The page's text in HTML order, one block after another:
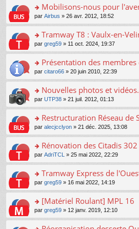
le
m
e
s
a
g
e
n
o
lu
le
pl
u
s
e
nt
o
n
ult
er
le
m
e
a
g
e
n
n
lu
le
pl
u
ré
c
e
nt
Mobilisons-nous pour
par Airbus » 26 avr. 2012, 18:52
o
n
ult
er
le
m
e
a
g
e
n
n
lu
le
pl
u
ré
c
e
Tramway T8 : Vaulx-en-
par greg59 » 11 oct. 2024, 19:37
o
n
ult
er
le
m
e
a
g
e
n
n
lu
le
pl
u
Présentation des
par citaro66 » 20 juin 2010, 22:39
o
n
ult
er
le
m
e
a
g
e
n
n
lu
Nouvelles photos et
par UTP38 » 21 juil. 2012, 01:13
o
n
ult
er
le
m
e
a
g
e
n
Restructuration Réseau de
par alecjcclyon » 21 déc. 2025, 13:08
o
n
ult
er
le
m
e
Rénovation des Citadis 302
par AdriTCL » 25 mai 2022, 22:29
o
n
ult
er
le
Tramway Express de
par greg59 » 16 mai 2022, 14:19
o
n
[Matériel Roulant] MPL 16
par greg59 » 12 janv. 2019, 12:10